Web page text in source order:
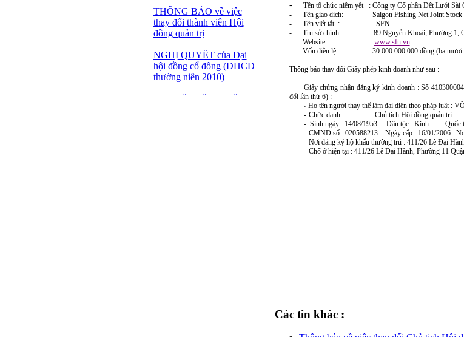
THÔNG BÁO về việc
thay đổi thành viên Hội
đồng quản trị
NGHỊ QUYẾT của Đại
hội đồng cổ đông (ĐHCĐ
thường niên 2010)
-
Tên tổ chức niêm yết : Công ty Cổ phần Dệt Lưới Sài
-
Tên giao dịch: Saigon Fishing Net Joint Stock
-
Tên viết tắt : SFN
-
Trụ sở chính: 89 Nguyễn Khoái, Phường 1,
-
Website : www.sfn.vn
-
Vốn điều lệ: 30.000.000.000 đồng (ba mươi
Thông báo thay đổi Giấy phép kinh doanh như sau :
Giấy chứng nhận đăng ký kinh doanh : Số
đổi lần thứ 6) :
- Họ tên người thay thế làm đại diện theo pháp luật :
- Chức danh : Chủ tịch Hội đồng quản trị
- Sinh ngày : 14/08/1953 Dân tộc : Kinh Quốc
- CMND số : 020588213 Ngày cấp : 16/01/2006
- Nơi đăng ký hộ khẩu thường trú : 411/26 Lê Đại
- Chổ ở hiện tại : 411/26 Lê Đại Hành, Phường 11
Các tin khác :